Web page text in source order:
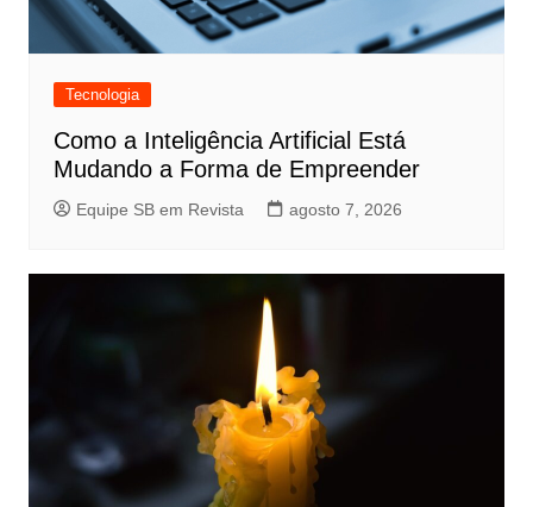
Tecnologia
Como a Inteligência Artificial Está
Mudando a Forma de Empreender
Equipe SB em Revista agosto 7, 2026